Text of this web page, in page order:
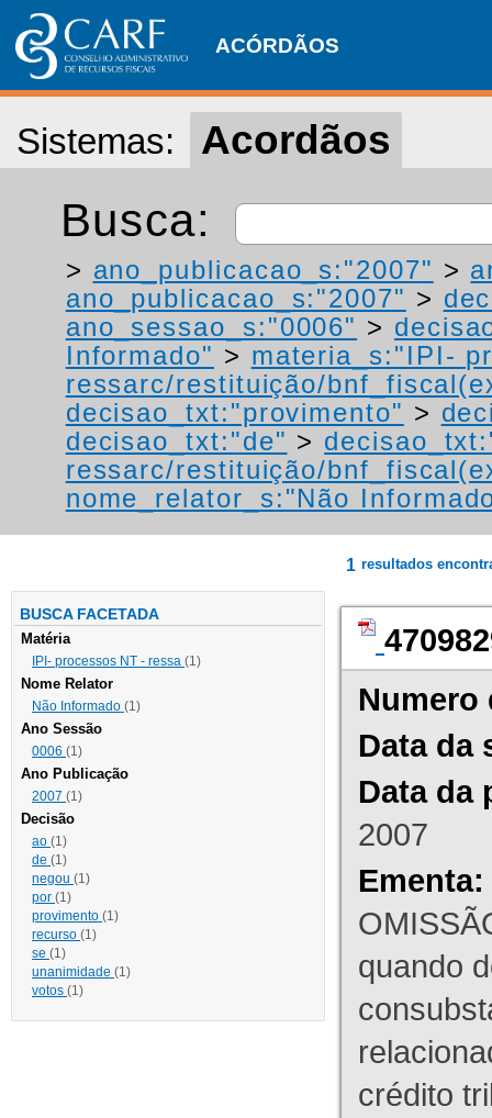
ACÓRDÃOS
Sistemas: Acordãos
Busca:
> ano_publicacao_s:"2007" >
ano_publicacao_s:"2007" >
ano_sessao_s:"0006" >
Informado" > materia_s:"IPI-
ressarc/restituição/
decisao_txt:"provimento" >
decisao_txt:"de" >
ressarc/restituição/
nome_relator_s:"Não
BUSCA FACETADA
Matéria
IPI- processos NT - ressa (1)
Nome Relator
Não Informado (1)
Ano Sessão
0006 (1)
Ano Publicação
2007 (1)
Decisão
ao (1)
de (1)
negou (1)
por (1)
provimento (1)
recurso (1)
se (1)
unanimidade (1)
votos (1)
1 resultados
Numero
Data da
Data da
2007
Ementa:
quando
crédito